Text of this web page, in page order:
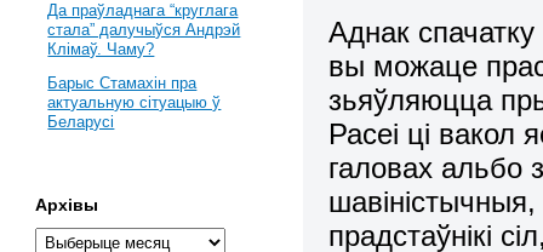
Аднак
вы можаце
зьяўляюцца
Расеі ці
галовах альбо
прадстаўнікі
Да праўладнага “круглага
стала” далучыўся Андрэй
Клімаў. Чаму?
Барыс Стамахін пра
актуальную сітуацыю ў
Беларусі
Архівы